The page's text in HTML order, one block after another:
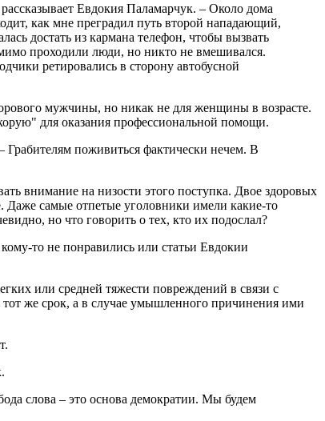
Евдокия Паламарчук. – Около дома
как мне преградил путь второй нападающий,
достать из кармана телефон, чтобы вызвать
проходили люди, но никто не вмешивался.
ретировались в сторону автобусной
мужчины, но никак не для женщины в возрасте.
для оказания профессиональной помощи.
поживиться фактически нечем. В
внимание на низости этого поступка. Двое здоровых
Даже самые отпетые уголовники имели какие-то
но что говорить о тех, кто их подослал?
то не понравились или статьи Евдокии
или средней тяжести повреждений в связи с
же срок, а в случае умышленного причинения ими
слова – это основа демократии. Мы будем